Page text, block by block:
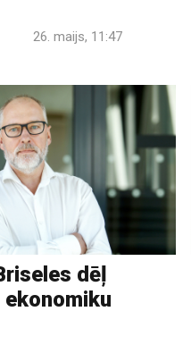
26. maijs, 11:47
dēļ